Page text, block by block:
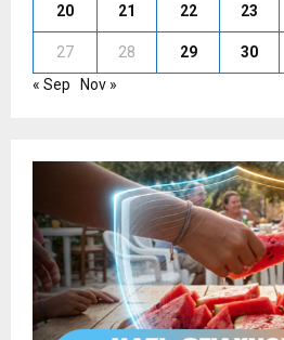
20 21 22 23
27 28 29 30
« Sep
Nov »